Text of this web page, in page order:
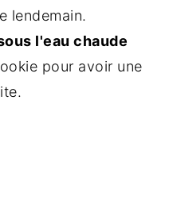
lendemain.
l'eau chaude
pour avoir une